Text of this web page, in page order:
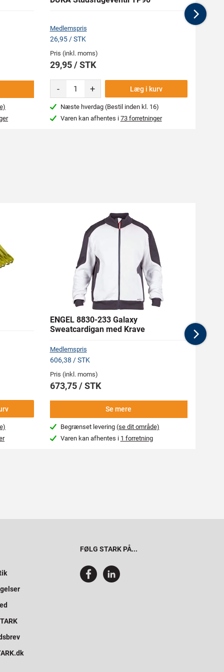
Medlemspris
26,95 / STK
Pris (inkl. moms)
29,95 / STK
- + Læg i kurv
Næste hverdag (Bestil inden kl. 16)
Varen kan afhentes i 73 forretninger
ENGEL 8830-233 Galaxy
Sweatcardigan med Krave
Medlemspris
606,38 / STK
Pris (inkl. moms)
673,75 / STK
Se mere
Begrænset levering (se dit område)
Varen kan afhentes i 1 forretning
FØLG STARK PÅ...